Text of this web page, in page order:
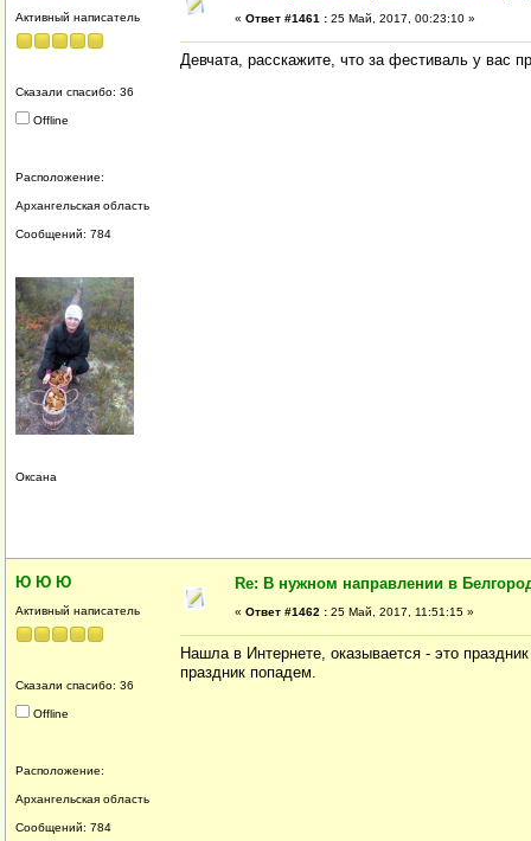
Активный написатель
Сказали спасибо: 36
Offline
Расположение:
Архангельская область
Сообщений: 784
Оксана
« Ответ #1461 : 25 Май, 2017, 00:23:10 »
Девчата, расскажите, что за фестиваль у вас
Ю Ю Ю
Активный написатель
Сказали спасибо: 36
Offline
Расположение:
Архангельская область
Сообщений: 784
Re: В нужном направлении в
« Ответ #1462 : 25 Май, 2017, 11:51:15 »
Нашла в Интернете, оказывается - это
праздник попадем.